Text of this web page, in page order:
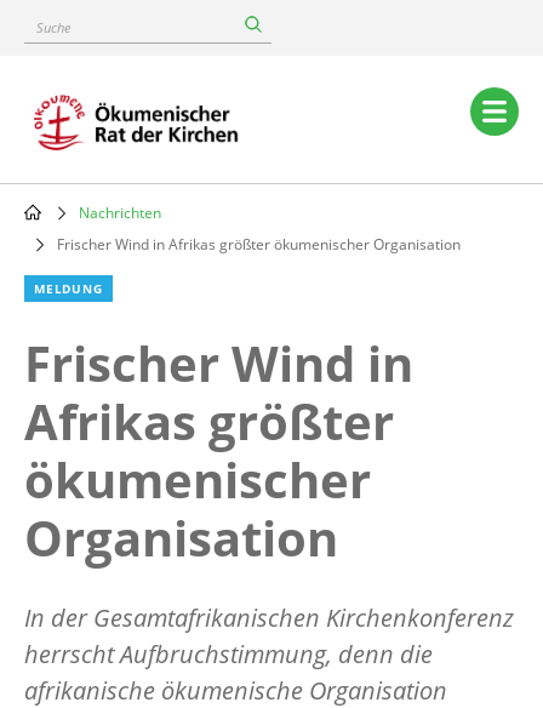
content
Suche
Main
navigation
Breadcrumb
Nachrichten
Frischer Wind in Afrikas größter ökumenischer Organisation
MELDUNG
Frischer Wind in
Afrikas größter
ökumenischer
Organisation
In der Gesamtafrikanischen Kirchenkonferenz
herrscht Aufbruchstimmung, denn die
afrikanische ökumenische Organisation